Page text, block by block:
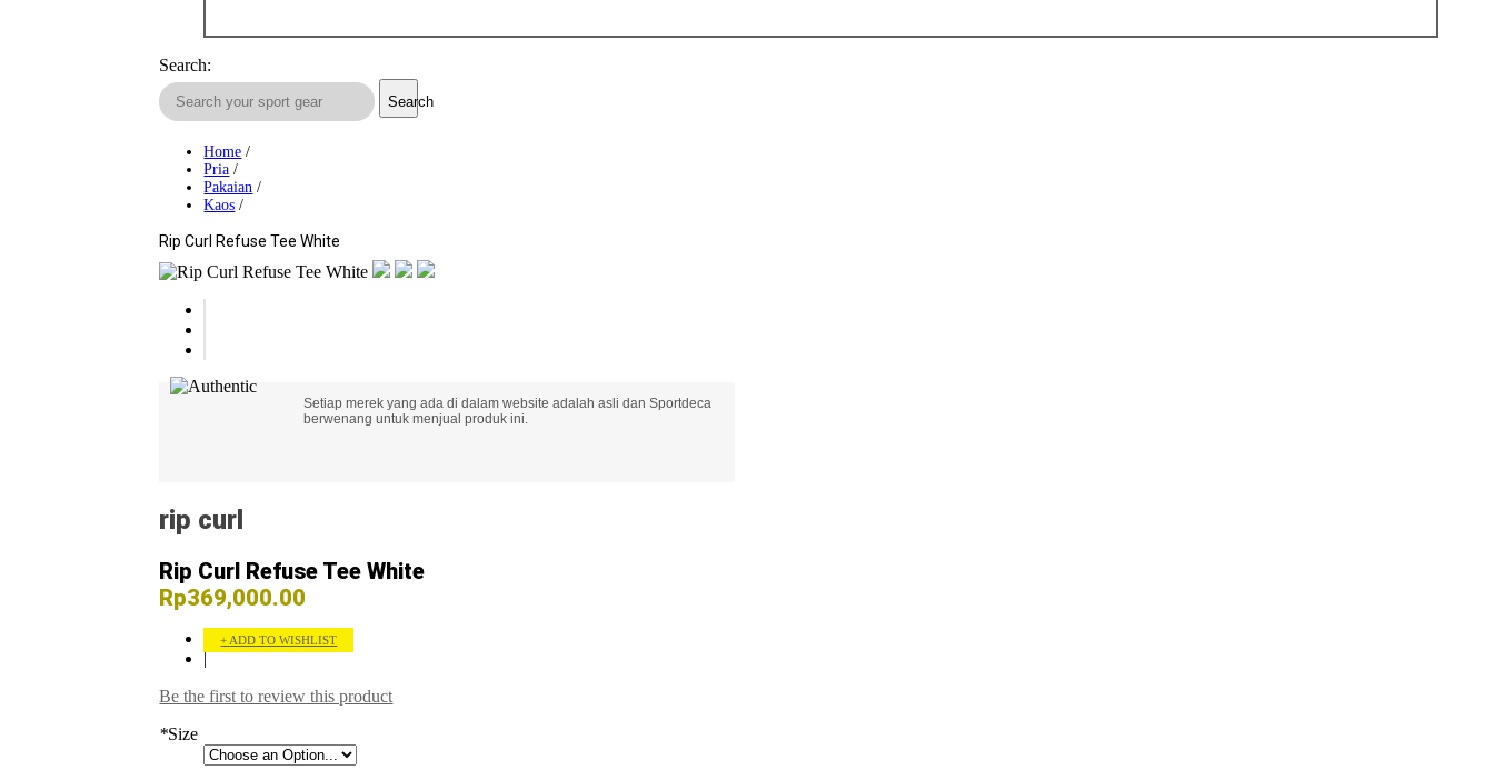
Search:
Search
Home /
Pria /
Pakaian /
Kaos /
Rip Curl Refuse Tee White
Setiap merek yang ada di dalam website adalah asli dan Sportdeca
berwenang untuk menjual produk ini.
rip curl
Rip Curl Refuse Tee White
Rp369,000.00
ADD TO WISHLIST
|
Be the first to review this product
*Size